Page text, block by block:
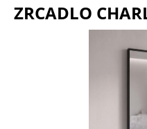
ZRCADLO